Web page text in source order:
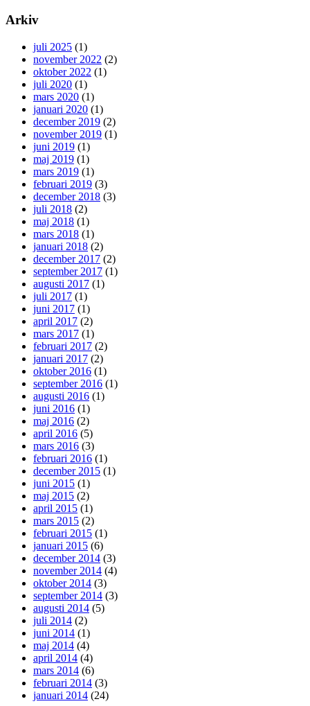
Arkiv
juli 2025 (1)
november 2022 (2)
oktober 2022 (1)
juli 2020 (1)
mars 2020 (1)
januari 2020 (1)
december 2019 (2)
november 2019 (1)
juni 2019 (1)
maj 2019 (1)
mars 2019 (1)
februari 2019 (3)
december 2018 (3)
juli 2018 (2)
maj 2018 (1)
mars 2018 (1)
januari 2018 (2)
december 2017 (2)
september 2017 (1)
augusti 2017 (1)
juli 2017 (1)
juni 2017 (1)
april 2017 (2)
mars 2017 (1)
februari 2017 (2)
januari 2017 (2)
oktober 2016 (1)
september 2016 (1)
augusti 2016 (1)
juni 2016 (1)
maj 2016 (2)
april 2016 (5)
mars 2016 (3)
februari 2016 (1)
december 2015 (1)
juni 2015 (1)
maj 2015 (2)
april 2015 (1)
mars 2015 (2)
februari 2015 (1)
januari 2015 (6)
december 2014 (3)
november 2014 (4)
oktober 2014 (3)
september 2014 (3)
augusti 2014 (5)
juli 2014 (2)
juni 2014 (1)
maj 2014 (4)
april 2014 (4)
mars 2014 (6)
februari 2014 (3)
januari 2014 (24)